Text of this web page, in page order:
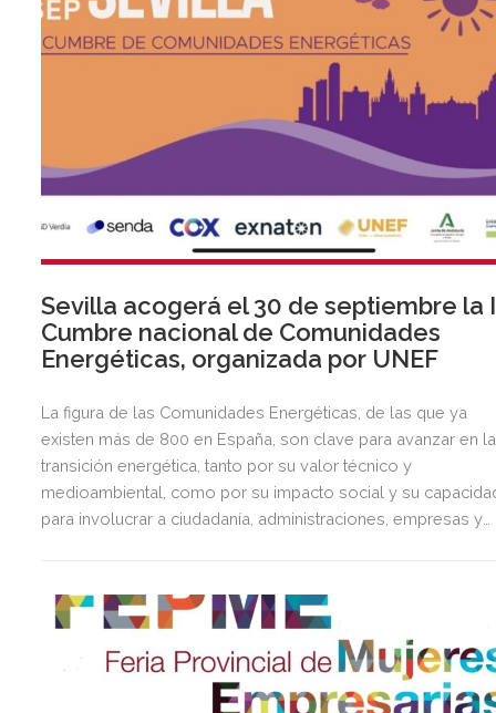
Sevilla acogerá el 30 de septiembre la
Cumbre nacional de Comunidades
Energéticas, organizada por UNEF
La figura de las Comunidades Energéticas, de las que ya
existen más de 800 en España, son clave para avanzar en la
transición energética, tanto por su valor técnico y
medioambiental, como por su impacto social y su
para involucrar a ciudadanía, administraciones, empresas y